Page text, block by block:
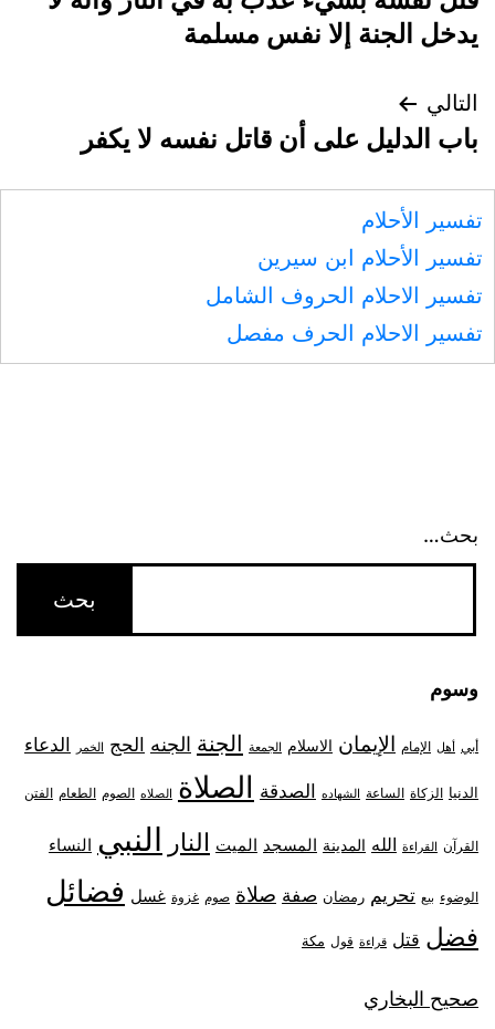
يدخل الجنة إلا نفس مسلمة
التالي
باب الدليل على أن قاتل نفسه لا يكفر
تفسير الأحلام
تفسير الأحلام ابن سيرين
تفسير الاحلام الحروف الشامل
تفسير الاحلام الحرف مفصل
بحث…
وسوم
أبي أهل الإمام الإيمان الاسلام الجمعة الجنة الجنه الحج الخمر الدعاء
الدنيا الزكاة الساعة الشهاده الصدقة الصلاة الصلاه الصوم الطعام الفتن
القرآن القراءة الله المدينة المسجد الميت النار النبي النساء
الوضوء بيع تحريم رمضان صفة صلاة صوم غزوة غسل فضائل
فضل قتل قراءة قول مكة
صحيح البخاري